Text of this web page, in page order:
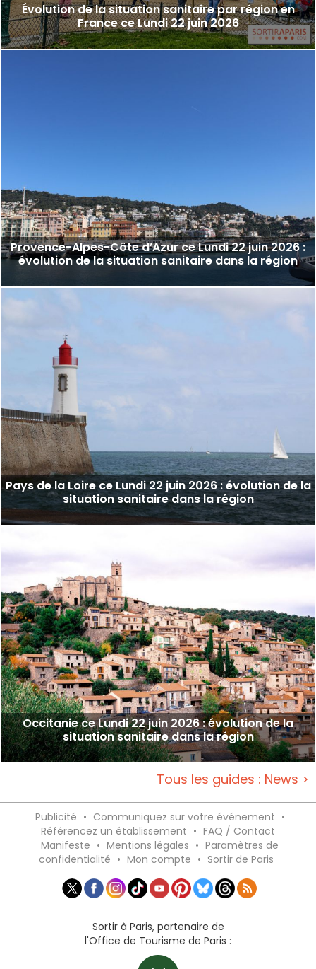
Évolution de la situation sanitaire par région en
France ce Lundi 22 juin 2026
Provence-Alpes-Côte d’Azur ce Lundi 22 juin 2026 :
évolution de la situation sanitaire dans la région
Pays de la Loire ce Lundi 22 juin 2026 : évolution de la
situation sanitaire dans la région
Occitanie ce Lundi 22 juin 2026 : évolution de la
situation sanitaire dans la région
Tous les guides : News >
Publicité • Communiquez sur votre événement •
Référencez un établissement • FAQ / Contact
Manifeste • Mentions légales • Paramètres de
confidentialité • Mon compte • Sortir de Paris
Sortir à Paris, partenaire de
l'Office de Tourisme de Paris :